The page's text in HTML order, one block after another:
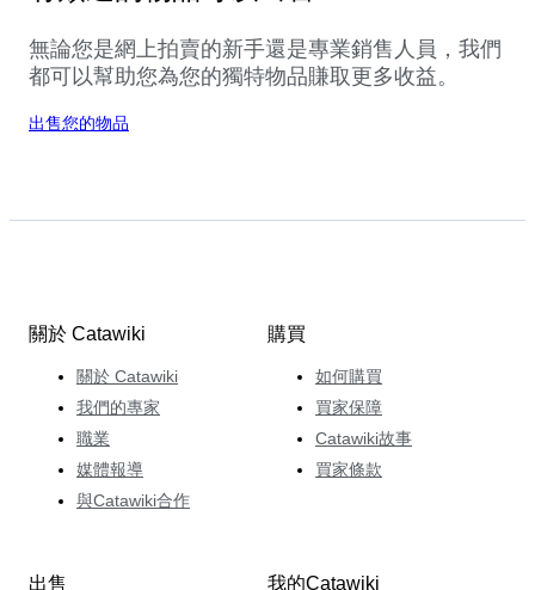
無論您是網上拍賣的新手還是專業銷售人員，我們
都可以幫助您為您的獨特物品賺取更多收益。
出售您的物品
關於 Catawiki
關於 Catawiki
我們的專家
職業
媒體報導
與Catawiki合作
購買
如何購買
買家保障
Catawiki故事
買家條款
出售 我的Catawiki